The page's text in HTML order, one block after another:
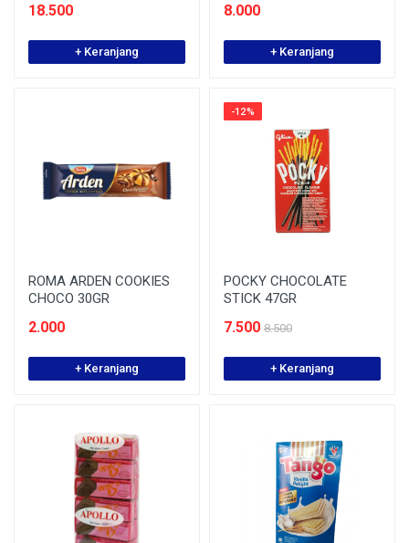
18.500
+ Keranjang
8.000
+ Keranjang
ROMA ARDEN COOKIES
CHOCO 30GR
2.000
+ Keranjang
-12%
POCKY CHOCOLATE
STICK 47GR
7.500 8.500
+ Keranjang